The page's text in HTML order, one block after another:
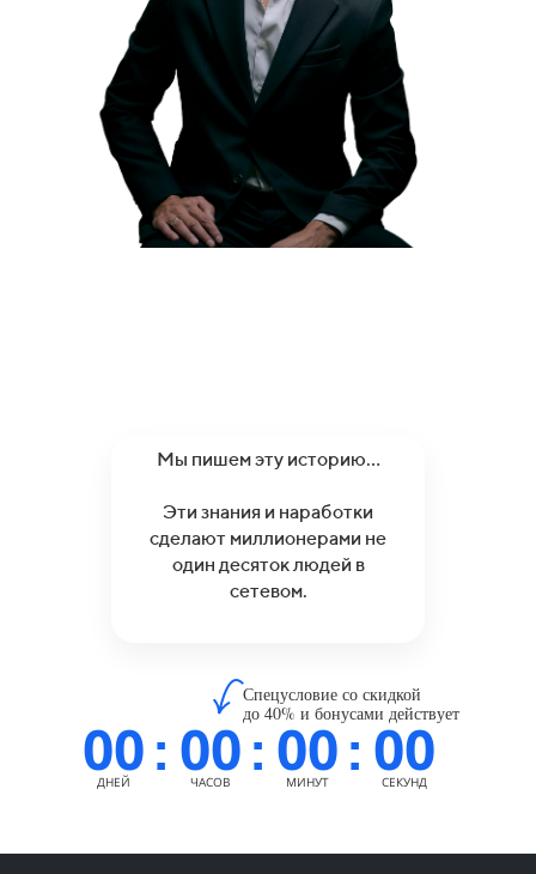
Мы пишем эту историю…
Эти знания и наработки
сделают миллионерами не
один десяток людей в
сетевом.
Спецусловие со скидкой
до 40% и бонусами действует
00:
ДНЕЙ 00:
ЧАСОВ 00:
МИНУТ 00
СЕКУНД